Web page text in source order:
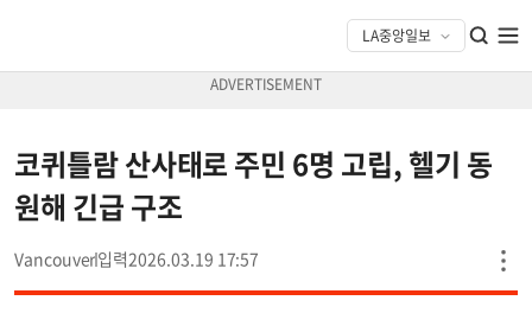
코퀴틀람 산사태로 주민 6명 고립, 헬기 동
원해 긴급 구조
Vancouver 2026.03.19 17:57